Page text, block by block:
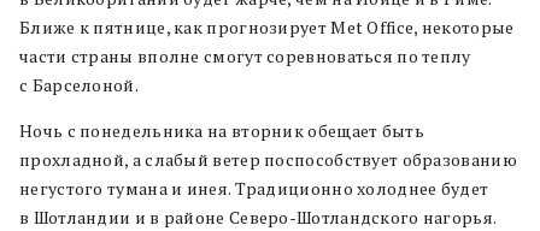
Ближе к пятнице, как прогнозирует Met Office, некоторые
части страны вполне смогут соревноваться по теплу
с Барселоной.
Ночь с понедельника на вторник обещает быть
прохладной, а слабый ветер поспособствует образованию
негустого тумана и инея. Традиционно холоднее будет
в Шотландии и в районе Северо-Шотландского нагорья.